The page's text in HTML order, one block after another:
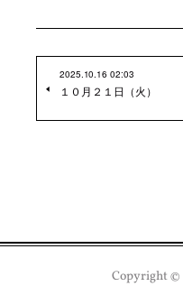
2025.10.16 02:03
１０月２１日（火）
Copyright ©